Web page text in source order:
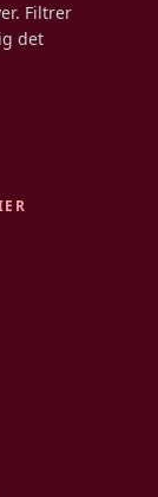
Filtrer
det